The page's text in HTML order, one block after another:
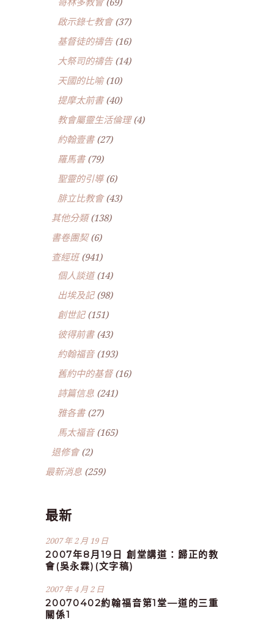
啟示錄七教會(37)
基督徒的禱告(16)
大祭司的禱告(14)
天國的比喻(10)
提摩太前書(40)
教會屬靈生活倫理(4)
約翰壹書(27)
羅馬書(79)
聖靈的引導(6)
腓立比教會(43)
其他分類(138)
書卷團契(6)
查經班(941)
個人談道(14)
出埃及記(98)
創世記(151)
彼得前書(43)
約翰福音(193)
舊約中的基督(16)
詩篇信息 (241)
雅各書(27)
馬太福音(165)
退修會(2)
最新消息 (259)
最新
2007 年 2 月 19 日
2007年8月19日 創堂講道：歸正的教
會(吳永霖)(文字稿)
2007 年 4 月 2 日
20070402約翰福音第1堂—道的三重
關係1